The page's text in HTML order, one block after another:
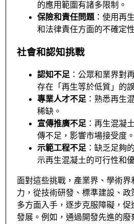
的應用範圍有諸多限制。
保險和責任問題 ：使用再
和法律責任方面的不確定
社會和認知挑戰
認知不足 ：公眾和業界對
存在「再生等於低質」的
專業人才不足 ：熟悉再生
稀缺。
宣傳推廣不足 ：再生混凝
傳不足，影響市場接受度。
示範工程不足 ：缺乏足夠
示再生混凝土的可行性和
面對這些挑戰，產業界、學術界
力，從技術研發、標準建設、政
多方面入手，逐步克服障礙，
發展。例如，通過開發先進的廢